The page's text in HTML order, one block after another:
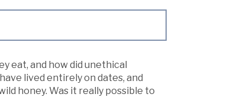
eat, and how did unethical
lived entirely on dates, and
honey. Was it really possible to